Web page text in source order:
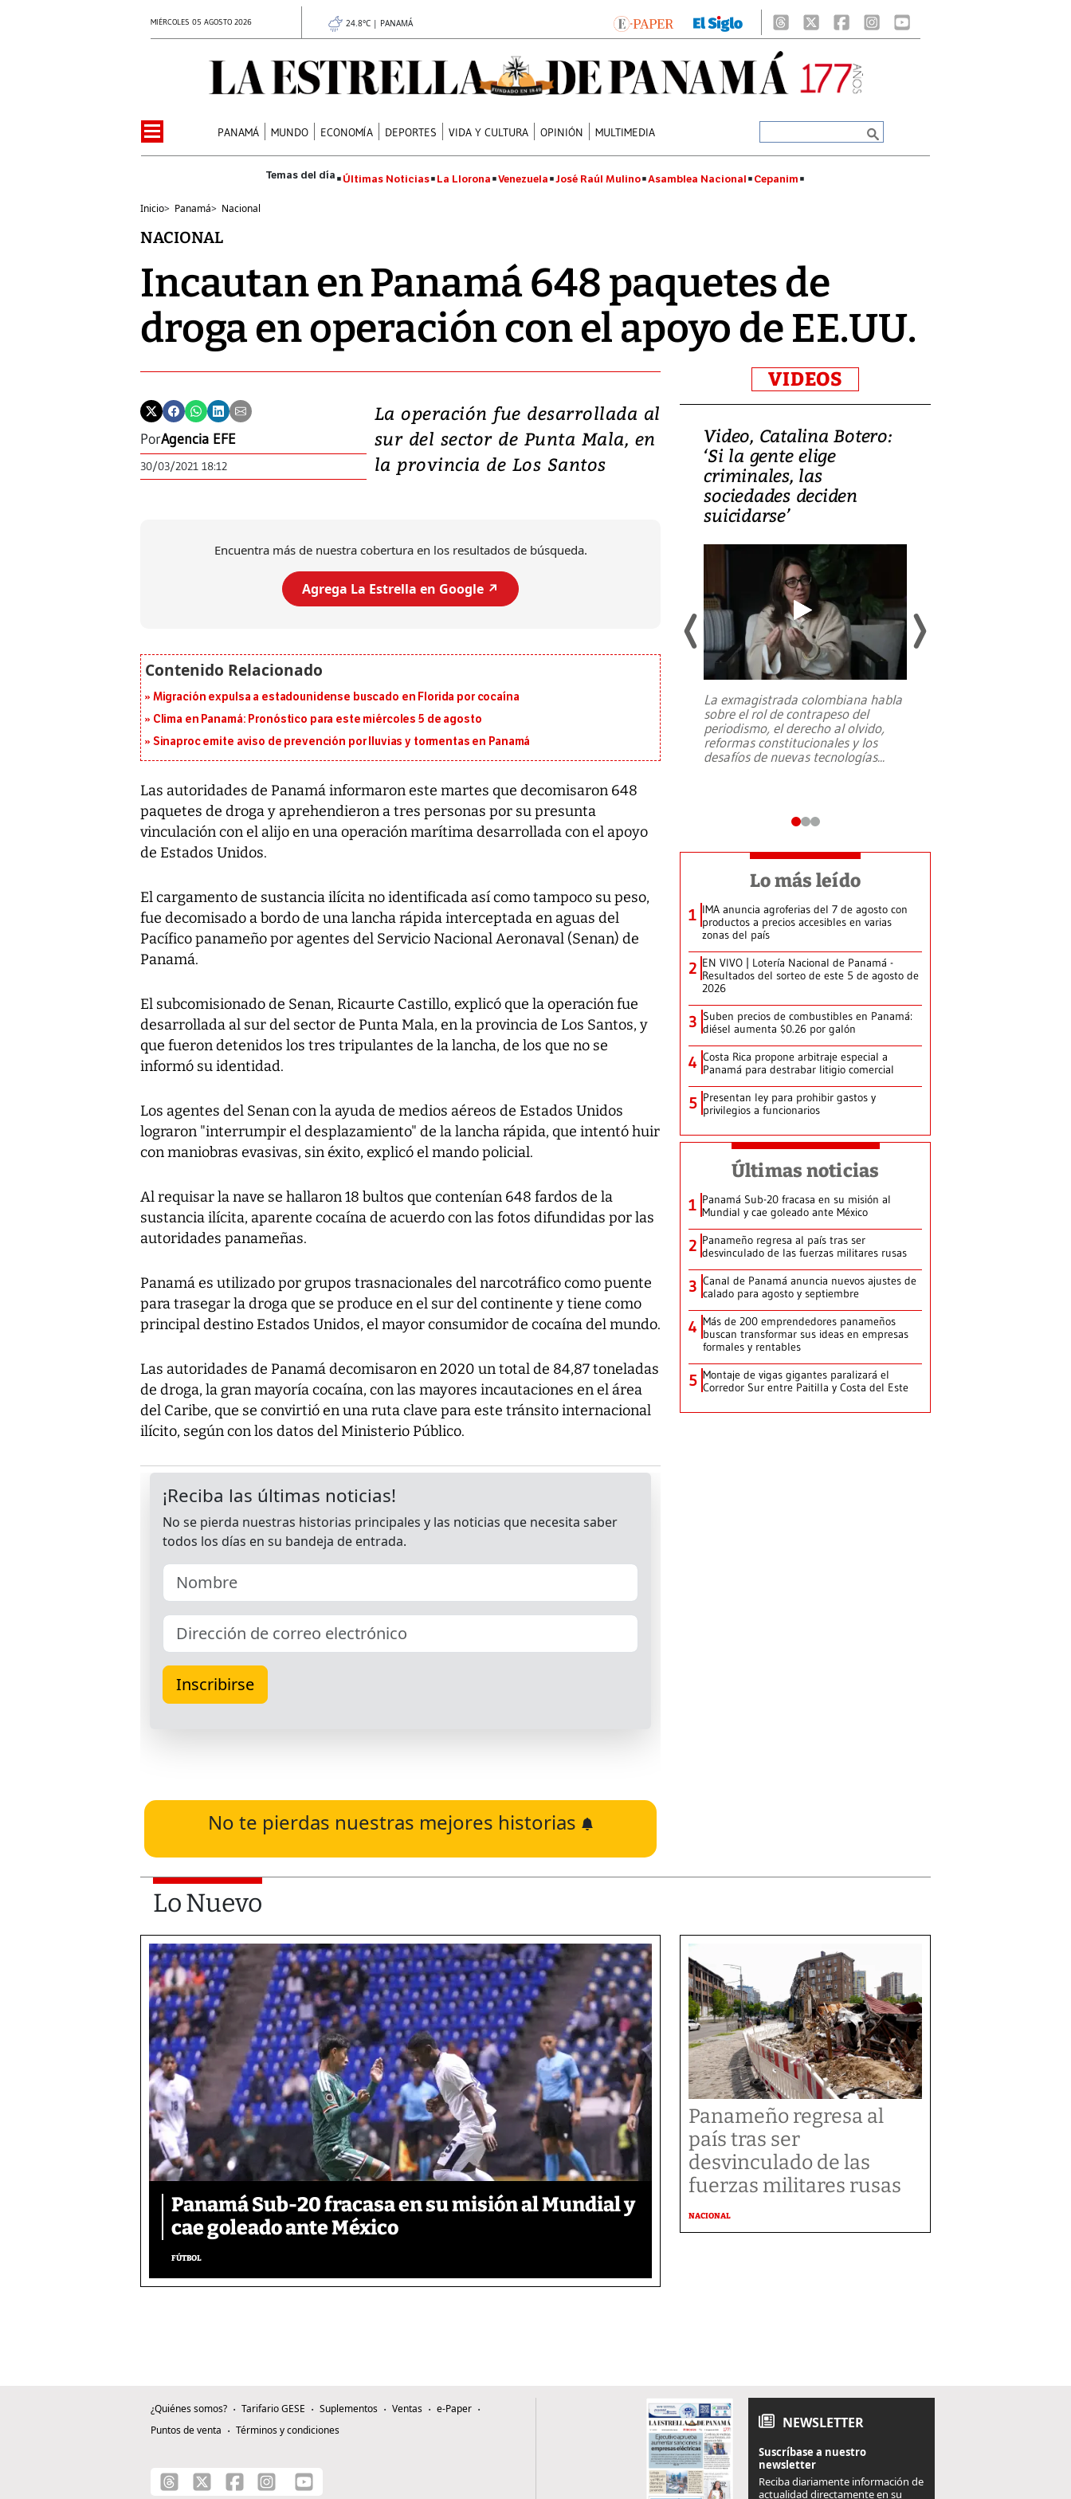
MIÉRCOLES 05 AGOSTO 2026 24.8°C | PANAMÁ
PANAMÁ MUNDO ECONOMÍA DEPORTES VIDA Y CULTURA OPINIÓN MULTIMEDIA
Últimas Noticias La Llorona Venezuela José Raúl Mulino Asamblea Nacional Cepanim
Inicio> Panamá> Nacional
NACIONAL
Incautan en Panamá 648 paquetes de
droga en operación con el apoyo de EE.UU.
PorAgencia EFE
30/03/2021 18:12
La operación fue desarrollada al
sur del sector de Punta Mala, en
la provincia de Los Santos
Encuentra más de nuestra cobertura en los resultados de búsqueda.
Agrega La Estrella en Google ↗️
Migración expulsa a estadounidense buscado en Florida por cocaína
Clima en Panamá: Pronóstico para este miércoles 5 de agosto
Sinaproc emite aviso de prevención por lluvias y tormentas en Panamá
Las autoridades de Panamá informaron este martes que decomisaron 648
paquetes de droga y aprehendieron a tres personas por su presunta
vinculación con el alijo en una operación marítima desarrollada con el apoyo
de Estados Unidos.
El cargamento de sustancia ilícita no identificada así como tampoco su peso,
fue decomisado a bordo de una lancha rápida interceptada en aguas del
Pacífico panameño por agentes del Servicio Nacional Aeronaval (Senan) de
Panamá.
El subcomisionado de Senan, Ricaurte Castillo, explicó que la operación fue
desarrollada al sur del sector de Punta Mala, en la provincia de Los Santos, y
que fueron detenidos los tres tripulantes de la lancha, de los que no se
informó su identidad.
Los agentes del Senan con la ayuda de medios aéreos de Estados Unidos
lograron "interrumpir el desplazamiento" de la lancha rápida, que intentó huir
con maniobras evasivas, sin éxito, explicó el mando policial.
Al requisar la nave se hallaron 18 bultos que contenían 648 fardos de la
sustancia ilícita, aparente cocaína de acuerdo con las fotos difundidas por las
autoridades panameñas.
Panamá es utilizado por grupos trasnacionales del narcotráfico como puente
para trasegar la droga que se produce en el sur del continente y tiene como
principal destino Estados Unidos, el mayor consumidor de cocaína del mundo.
Las autoridades de Panamá decomisaron en 2020 un total de 84,87 toneladas
de droga, la gran mayoría cocaína, con las mayores incautaciones en el área
del Caribe, que se convirtió en una ruta clave para este tránsito internacional
ilícito, según con los datos del Ministerio Público.
No te pierdas nuestras mejores historias
VIDEOS
Video, Japón: Terremoto
deja heridos y graves
daños en Kumamoto
Un fuerte terremoto de magnitud
julio en la prefectura de Kumamoto,
al sur de Japón, provocando una
emergencia de gran
Video, Catalina Botero:
‘Si la gente elige
criminales, las
sociedades deciden
suicidarse’
La exmagistrada colombiana habla
sobre el rol de contrapeso del
periodismo, el derecho al olvido,
reformas constitucionales y los
desafíos de nuevas tecnologías...
Lo más leído
1 IMA anuncia agroferias del 7 de agosto con
productos a precios accesibles en varias
zonas del país
2 EN VIVO | Lotería Nacional de Panamá -
Resultados del sorteo de este 5 de agosto de
2026
3 Suben precios de combustibles en Panamá:
diésel aumenta $0.26 por galón
4 Costa Rica propone arbitraje especial a
Panamá para destrabar litigio comercial
5 Presentan ley para prohibir gastos y
privilegios a funcionarios
Últimas noticias
1 Panamá Sub-20 fracasa en su misión al
Mundial y cae goleado ante México
2 Panameño regresa al país tras ser
desvinculado de las fuerzas militares rusas
3 Canal de Panamá anuncia nuevos ajustes de
calado para agosto y septiembre
4 Más de 200 emprendedores panameños
buscan transformar sus ideas en empresas
formales y rentables
5 Montaje de vigas gigantes paralizará el
Corredor Sur entre Paitilla y Costa del Este
Lo Nuevo
Panamá Sub-20 fracasa en su misión al Mundial y
cae goleado ante México
FÚTBOL
Panameño regresa al
país tras ser
desvinculado de las
fuerzas militares rusas
NACIONAL
¿Quiénes somos? Tarifario GESE Suplementos Ventas
e-Paper
Puntos de venta
Términos y condiciones NEWSLETTER
Suscríbase a nuestro
newsletter
Reciba diariamente información de
actualidad directamente en su